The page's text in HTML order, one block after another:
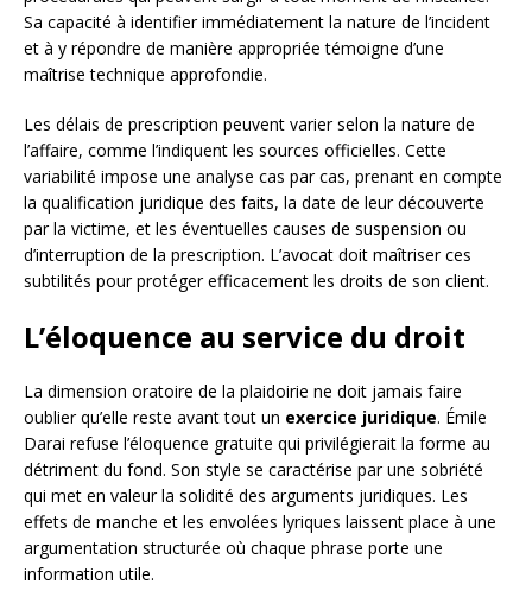
Sa capacité à identifier immédiatement la nature de l’incident
et à y répondre de manière appropriée témoigne d’une
maîtrise technique approfondie.
Les délais de prescription peuvent varier selon la nature de
l’affaire, comme l’indiquent les sources officielles. Cette
variabilité impose une analyse cas par cas, prenant en compte
la qualification juridique des faits, la date de leur découverte
par la victime, et les éventuelles causes de suspension ou
d’interruption de la prescription. L’avocat doit maîtriser ces
subtilités pour protéger efficacement les droits de son client.
L’éloquence au service du droit
La dimension oratoire de la plaidoirie ne doit jamais faire
oublier qu’elle reste avant tout un exercice juridique. Émile
Darai refuse l’éloquence gratuite qui privilégierait la forme au
détriment du fond. Son style se caractérise par une sobriété
qui met en valeur la solidité des arguments juridiques. Les
effets de manche et les envolées lyriques laissent place à une
argumentation structurée où chaque phrase porte une
information utile.